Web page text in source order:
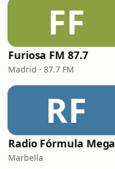
FF
Furiosa FM 87.7
Madrid · 87.7 FM
RF
Radio Fórmula Mega
Marbella